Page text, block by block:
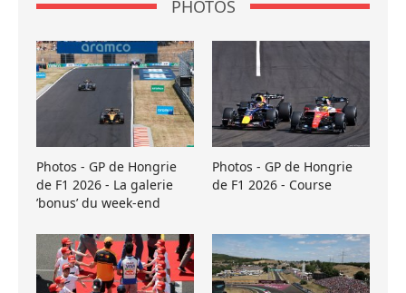
PHOTOS
Photos - GP de Hongrie
de F1 2026 - La galerie
’bonus’ du week-end
Photos - GP de Hongrie
de F1 2026 - Course